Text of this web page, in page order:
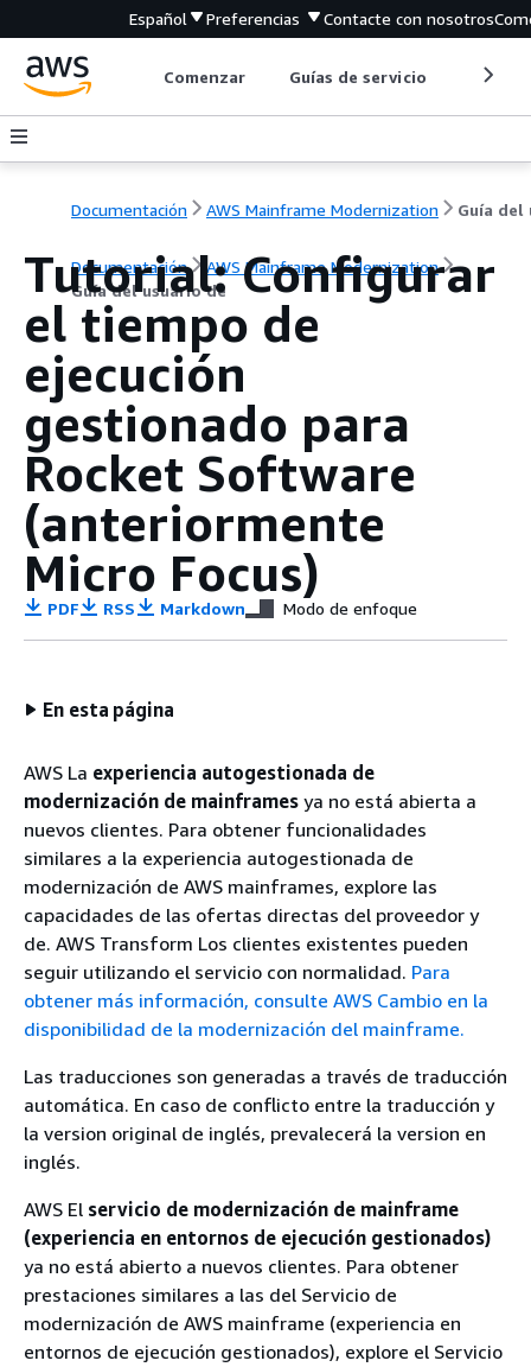
Español Preferencias Contacte con nosotros
Comenzar Guías de servicio
Documentación AWS Mainframe Modernization
Documentación
AWS Mainframe Modernization
Guía del usuario de
Tutorial: Configurar
el tiempo de
ejecución
gestionado para
Rocket Software
(anteriormente
Micro Focus)
PDF RSS Markdown Modo de enfoque
En esta página
AWS La experiencia autogestionada de
modernización de mainframes ya no está abierta a
nuevos clientes. Para obtener funcionalidades
similares a la experiencia autogestionada de
modernización de AWS mainframes, explore las
capacidades de las ofertas directas del proveedor y
de. AWS Transform Los clientes existentes pueden
seguir utilizando el servicio con normalidad. Para
obtener más información, consulte AWS Cambio en la
disponibilidad de la modernización del mainframe.
Las traducciones son generadas a través de traducción
automática. En caso de conflicto entre la traducción y
la version original de inglés, prevalecerá la version en
inglés.
AWS El servicio de modernización de mainframe
(experiencia en entornos de ejecución gestionados)
ya no está abierto a nuevos clientes. Para obtener
prestaciones similares a las del Servicio de
modernización de AWS mainframe (experiencia en
entornos de ejecución gestionados), explore el Servicio